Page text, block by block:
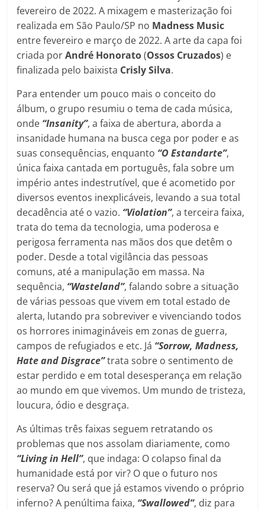
fevereiro de 2022. A mixagem e masterização foi
realizada em São Paulo/SP no Madness Music
entre fevereiro e março de 2022. A arte da capa foi
criada porAndré Honorato(Ossos Cruzados) e
finalizada pelo baixista Crisly Silva.
Para entender um pouco mais o conceito do
álbum, o grupo resumiu o tema de cada música,
onde “Insanity”, a faixa de abertura, aborda a
insanidade humana na busca cega por poder e as
suas consequências, enquanto “O Estandarte”,
única faixa cantada em português, fala sobre um
império antes indestrutível, que é acometido por
diversos eventos inexplicáveis, levando a sua total
decadência até o vazio. “Violation”, a terceira faixa,
trata do tema da tecnologia, uma poderosa e
perigosa ferramenta nas mãos dos que detêm o
poder. Desde a total vigilância das pessoas
comuns, até a manipulação em massa. Na
sequência, “Wasteland”, falando sobre a situação
de várias pessoas que vivem em total estado de
alerta, lutando pra sobreviver e vivenciando todos
os horrores inimagináveis em zonas de guerra,
campos de refugiados e etc. Já “Sorrow, Madness,
Hate and Disgrace”trata sobre o sentimento de
estar perdido e em total desesperança em relação
ao mundo em que vivemos. Um mundo de tristeza,
loucura, ódio e desgraça.
As últimas três faixas seguem retratando os
problemas que nos assolam diariamente, como
“Living in Hell”, que indaga: O colapso final da
humanidade está por vir? O que o futuro nos
reserva? Ou será que já estamos vivendo o próprio
inferno? A penúltima faixa, “Swallowed”, diz para